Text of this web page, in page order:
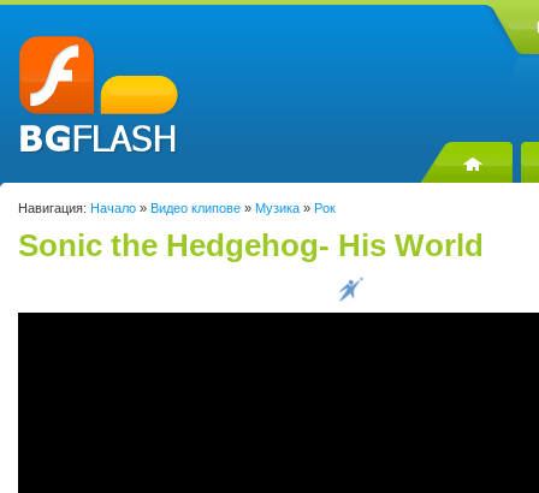
Навигация: Начало » Видео клипове » Музика » Рок
Sonic the Hedgehog- His World